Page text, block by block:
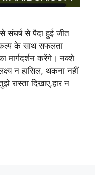
से पैदा हुई जीत
के साथ सफलता
मार्गदर्शन करेंगे। नक्शे
न हासिल, थकना नहीं
रास्ता दिखाए,हार न